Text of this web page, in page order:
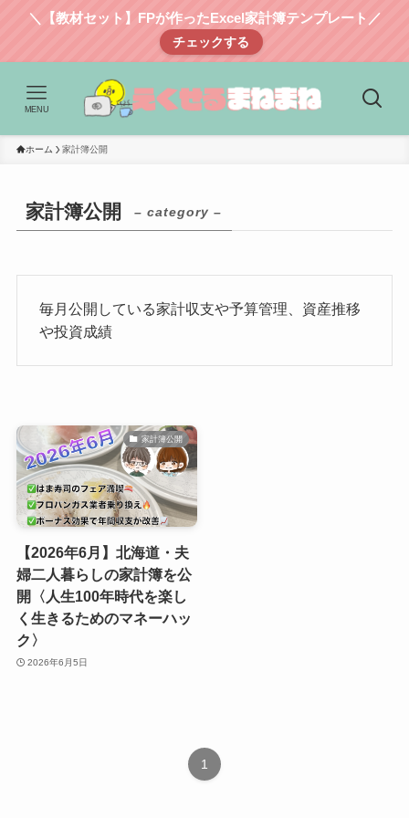
＼【教材セット】FPが作ったExcel家計簿テンプレート／
チェックする
MENU
ホーム 家計簿公開
家計簿公開 – category –
毎月公開している家計収支や予算管理、資産推移
や投資成績
家計簿公開
【2026年6月】北海道・夫
婦二人暮らしの家計簿を公
開〈人生100年時代を楽し
く生きるためのマネーハッ
ク〉
2026年6月5日
1